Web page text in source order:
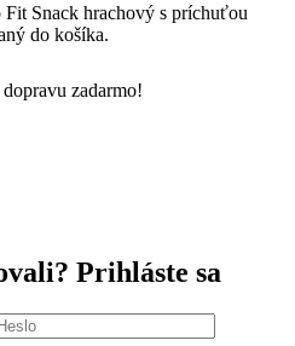
Fit Snack hrachový s príchuťou
do košíka.
dopravu zadarmo!
Prihláste sa